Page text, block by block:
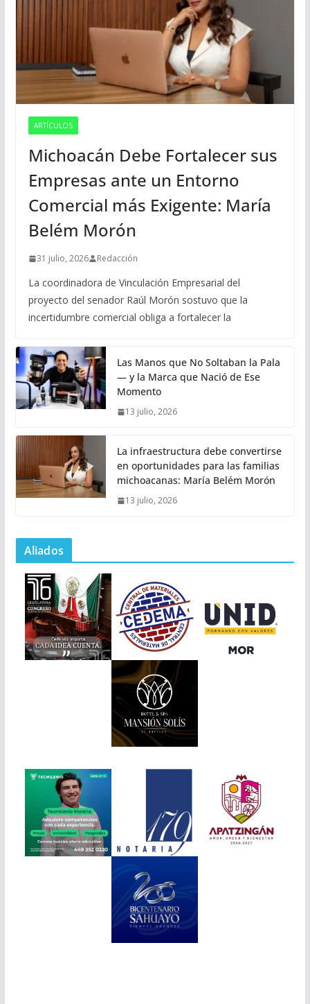
ARTÍCULOS
Michoacán Debe Fortalecer sus
Empresas ante un Entorno
Comercial más Exigente: María
Belém Morón
31 julio, 2026 Redacción
La coordinadora de Vinculación Empresarial del
proyecto del senador Raúl Morón sostuvo que la
incertidumbre comercial obliga a fortalecer la
Las Manos que No Soltaban la Pala
— y la Marca que Nació de Ese
Momento
13 julio, 2026
La infraestructura debe convertirse
en oportunidades para las familias
michoacanas: María Belém Morón
13 julio, 2026
Aliados